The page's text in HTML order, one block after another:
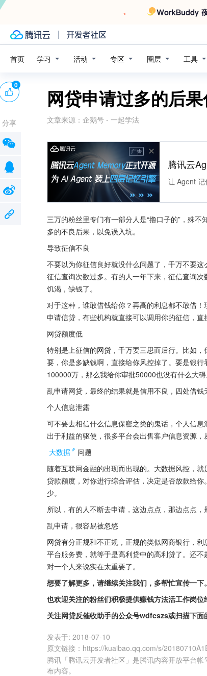
首页 学习 活动 专区 圈层 工具
网贷申请过多的后
文章来源： 企鹅号 - 一起学法
广告
腾讯云
让 Agent
三万的粉丝里专门有一部分人是“撸口子的”，殊
多的不良后果，以免误入坑。
导致征信不良
不要以为你征信良好就没什么问题了，千万不要
征信查询次数过多。有的人一年下来，征信查询
饥渴，缺钱了。
对于这种，谁敢借钱给你？再高的利息都不敢借
申请信贷，有些机构就直接可以调用你的征信，
网贷额度低
特别是上征信的网贷，千万要三思而后行。比如
要，你是多缺钱啊，直接给你风控掉了。要是银
100000万，那么我给你审批50000也没有什么大碍
乱申请网贷，最终的结果就是信用不良，四处借
个人信息泄露
可不要去相信什么信息保密之类的鬼话，个人信
出于利益的驱使，很多平台会出售客户信息资源，
大数据
问题
随着互联网金融的出现而出现的。大数据风控，
贷款额度，对你进行综合评估，决定是否放款给
少。
所以，有的人不断去申请，这边点点，那边点点
乱申请，很容易被忽悠
网贷有分正规和不正规，正规的类似网商银行，
平台服务费，就等于是高利贷中的高利贷了。还
对一个人来说实在太重要了。
想要了解更多，请继续关注我们，多帮忙宣传一下。
也欢迎关注的粉丝们积极提供赚钱方法活工作岗位
关注网贷反催收助手的公众号wdfcszs或扫描下面
发表于: 2018-07-10
原文链接 ： https://kuaibao.qq.com/s/
腾讯「腾讯云开发者社区」是腾讯内容开放平台
布内容。
0
分享